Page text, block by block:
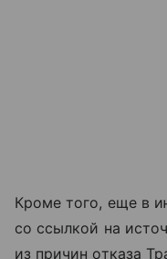
Кроме того, еще в
со ссылкой на
из причин отказа